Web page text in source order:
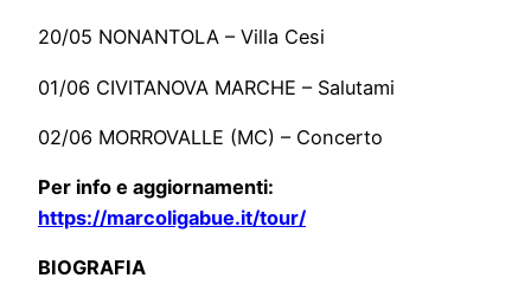
20/05 NONANTOLA – Villa Cesi
01/06 CIVITANOVA MARCHE – Salutami
02/06 MORROVALLE (MC) – Concerto
Per info e aggiornamenti:
https://marcoligabue.it/tour/
BIOGRAFIA